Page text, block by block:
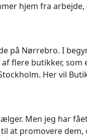
hjem fra
på Nørrebro. I
flere butikker,
Her vil
Men jeg har
at promovere